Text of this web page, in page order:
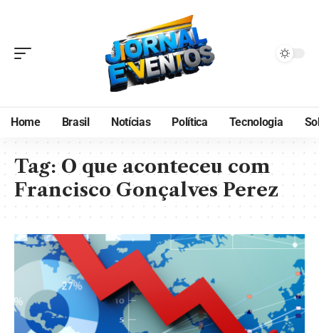
Home Brasil Notícias Política Tecnologia
Tag:O que aconteceu com
Francisco Gonçalves Perez